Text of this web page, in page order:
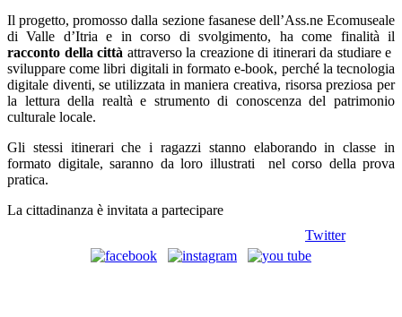
Il progetto, promosso dalla sezione fasanese dell’Ass.ne Ecomuseale
di Valle d’Itria e in corso di svolgimento, ha come finalità il
racconto della città attraverso la creazione di itinerari da studiare e
sviluppare come libri digitali in formato e-book, perché la tecnologia
digitale diventi, se utilizzata in maniera creativa, risorsa preziosa per
la lettura della realtà e strumento di conoscenza del patrimonio
culturale locale.
Gli stessi itinerari che i ragazzi stanno elaborando in classe in
formato digitale, saranno da loro illustrati nel corso della prova
pratica.
La cittadinanza è invitata a partecipare
Twitter